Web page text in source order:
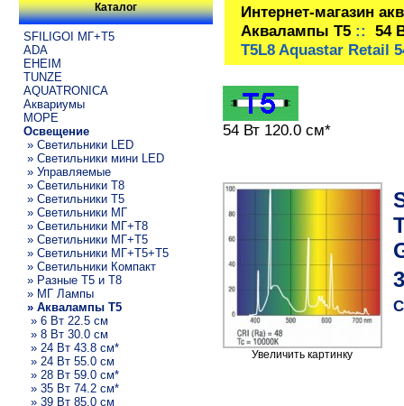
Каталог
SFILIGOI МГ+Т5
ADA
EHEIM
TUNZE
AQUATRONICA
Аквариумы
МОРЕ
Освещение
» Светильники LED
» Светильники мини LED
» Управляемые
» Светильники T8
» Светильники T5
» Светильники МГ
» Светильники МГ+T8
» Светильники МГ+T5
» Светильники МГ+T5+T5
» Светильники Компакт
» Разные T5 и T8
» МГ Лампы
» Аквалампы T5
» 6 Вт 22.5 см
» 8 Вт 30.0 см
» 24 Вт 43.8 см*
» 24 Вт 55.0 см
» 28 Вт 59.0 см*
» 35 Вт 74.2 см*
» 39 Вт 85.0 см
Интернет-магазин
Аквалампы T5:: 54
T5L8 Aquastar Retail
54 Вт 120.0 см*
Увеличить картинку